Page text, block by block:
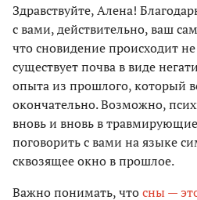
Здравствуйте, Алена!
с вами, действительно, ваш
что сновидение происходит
существует почва в виде
опыта из прошлого, который
окончательно. Возможно,
вновь и вновь в
поговорить с вами на языке
сквозящее окно в прошлое.
Важно понимать, чтосны —